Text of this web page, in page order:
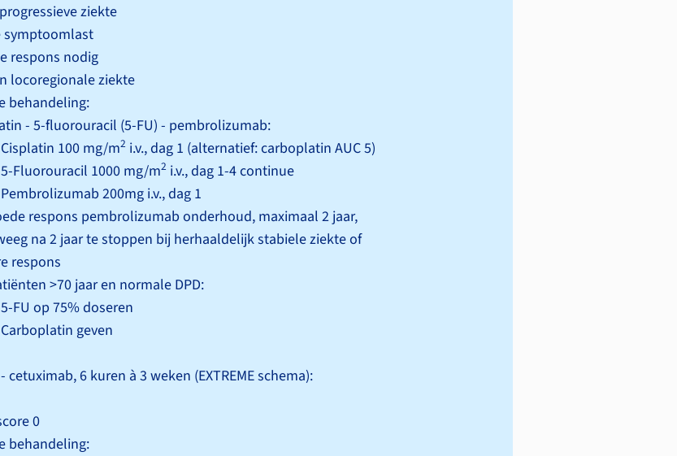
ziekte
symptoomlast
respons nodig
locoregionale ziekte
behandeling:
- 5-fluorouracil (5-FU) - pembrolizumab:
Cisplatin 100 mg/m2 i.v., dag 1 (alternatief: carboplatin AUC 5)
5-Fluorouracil 1000 mg/m2 i.v., dag 1-4 continue
Pembrolizumab 200mg i.v., dag 1
respons pembrolizumab onderhoud, maximaal 2 jaar,
na 2 jaar te stoppen bij herhaaldelijk stabiele ziekte of
respons
>70 jaar en normale DPD:
5-FU op 75% doseren
Carboplatin geven
cetuximab, 6 kuren à 3 weken (EXTREME schema):
0
behandeling: